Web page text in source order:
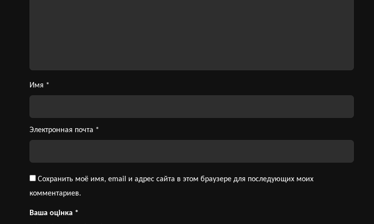
Имя *
Электронная почта *
Сохранить моё имя, email и адрес сайта в этом браузере для последующих моих
комментариев.
Ваша оцінка *